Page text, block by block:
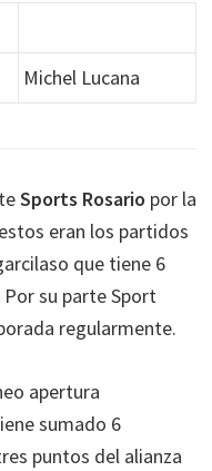
Michel Lucana
Sports Rosario por la
eran los partidos
que tiene 6
su parte Sport
regularmente.
apertura
sumado 6
puntos del alianza